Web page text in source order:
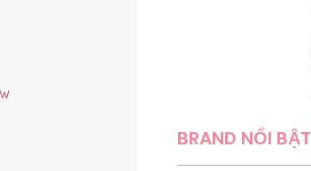
BRAND NỔI BẬT